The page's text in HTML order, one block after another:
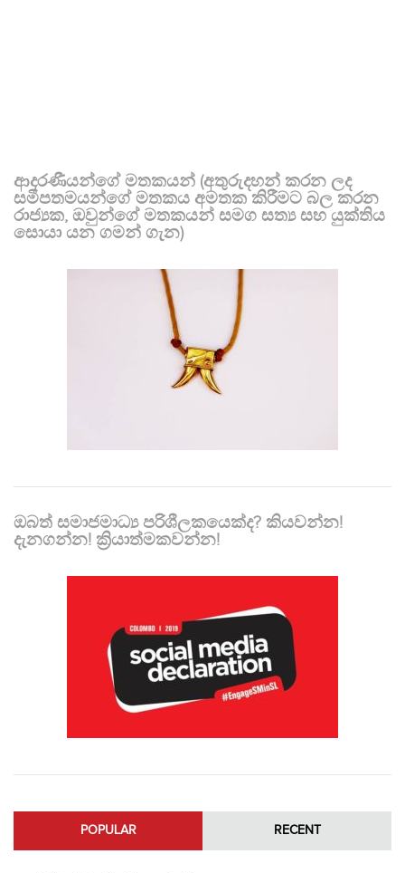
ආදරණීයන්ගේ මතකයන් (අතුරුදහන් කරන ලද
සමීපතමයන්ගේ මතකය අමතක කිරීමට බල කරන
රාජ්‍යක, ඔවුන්ගේ මතකයන් සමග සත්‍ය සහ යුක්තිය
සොයා යන ගමන් ගැන)
ඔබත් සමාජමාධ්‍ය පරිශීලකයෙක්ද? කියවන්න!
දැනගන්න! ක්‍රියාත්මකවන්න!
POPULAR RECENT